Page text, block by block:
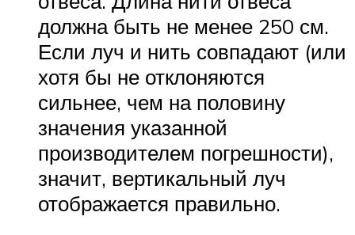
должна быть не менее 250 см.
Если луч и нить совпадают (или
хотя бы не отклоняются
сильнее, чем на половину
значения указанной
производителем погрешности),
значит, вертикальный луч
отображается правильно.